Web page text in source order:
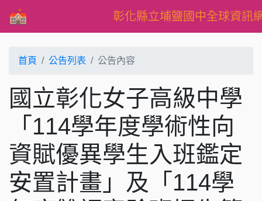
彰化縣立埔鹽國中全球資訊
首頁 公告列表 公告內容
國立彰化女子高級中學
「114學年度學術性向
資賦優異學生入班鑑定
安置計畫」及「114學